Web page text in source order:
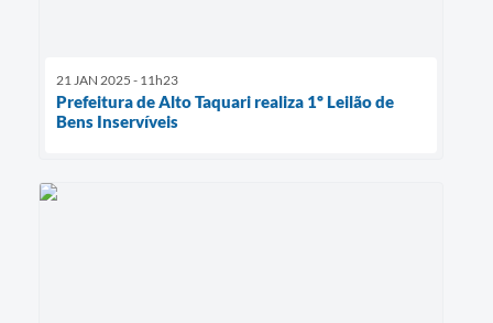
21 JAN 2025 - 11h23
Prefeitura de Alto Taquari realiza 1º Leilão de
Bens Inservíveis